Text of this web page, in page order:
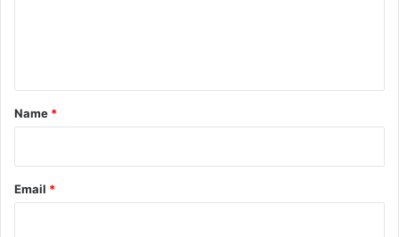
*
Name *
Email *